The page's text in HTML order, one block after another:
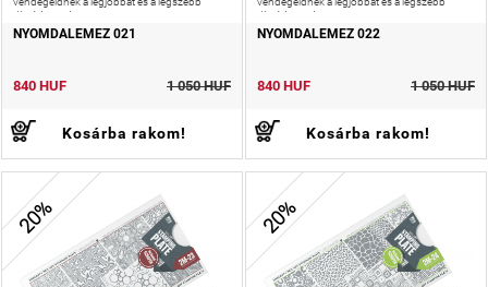
díszítést nyújtani?!
NYOMDALEMEZ 021
840 HUF 1 050 HUF
Kosárba rakom!
díszítést nyújtani?!
NYOMDALEMEZ 022
840 HUF 1 050 HUF
Kosárba rakom!
20% 20%